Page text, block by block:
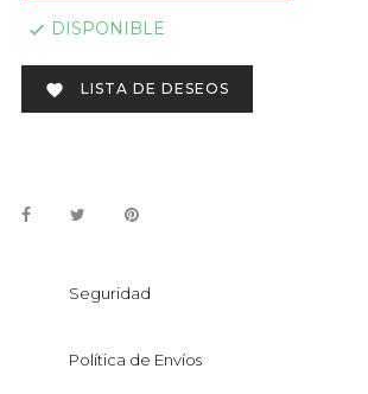
 DISPONIBLE
 LISTA DE DESEOS
Seguridad
Política de Envíos